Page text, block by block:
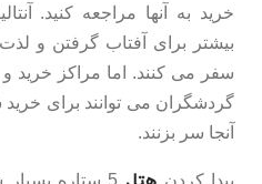
خرید به آنها مراجعه کنید.
بیشتر برای آفتاب گرفتن و
سفر می کنند. اما مراکز خرید
گردشگران می توانند برای
آنجا سر بزنند.